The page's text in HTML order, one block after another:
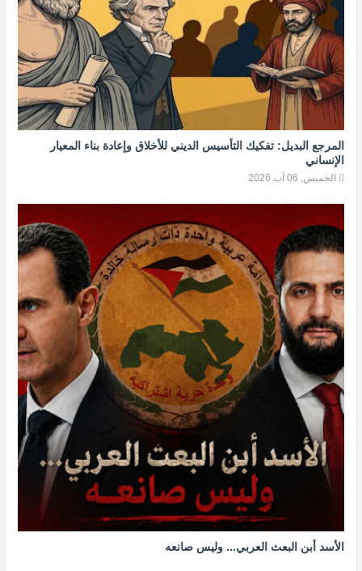
المرجع البديل: تفكيك التأسيس الديني للأخلاق وإعادة بناء المعيار
الإنساني
الخميس, 06 آب 2026
الأسد أبن البعث العربي... وليس صانعه